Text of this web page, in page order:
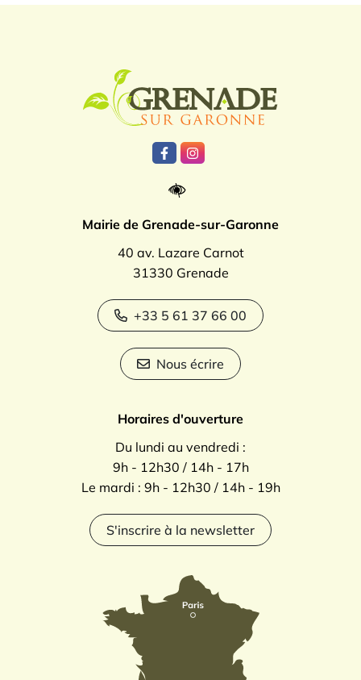
Lien vers le compte Facebook
Lien vers le compte
Mairie de Grenade-sur-Garonne
40 av. Lazare Carnot
31330 Grenade
+33 5 61 37 66 00
Nous écrire
Horaires d'ouverture
Du lundi au vendredi :
9h - 12h30 / 14h - 17h
Le mardi : 9h - 12h30 / 14h - 19h
S'inscrire à la newsletter